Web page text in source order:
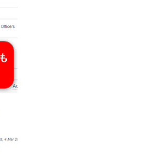
ングを行っているビットコインボルトは、価
ィの報酬が半分になったことを意味します。